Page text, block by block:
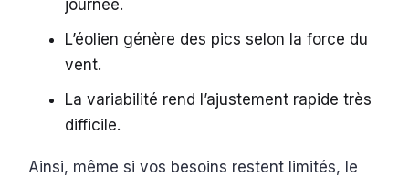
journée.
L’éolien génère des pics selon la force du
vent.
La variabilité rend l’ajustement rapide très
difficile.
Ainsi, même si vos besoins restent limités, le